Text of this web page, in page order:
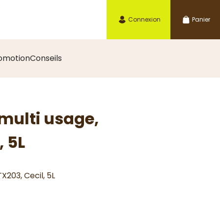
Connexion Panier
Conseils
usage,
5L
Cecil, 5L